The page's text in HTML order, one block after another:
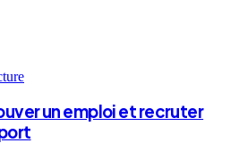
un emploi et recruter